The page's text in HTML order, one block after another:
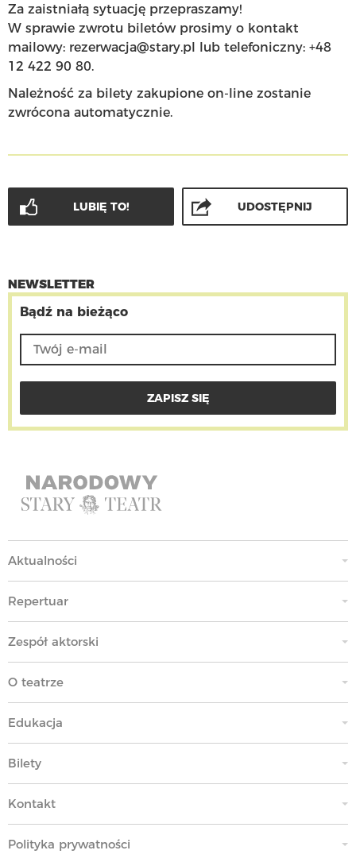
Za zaistniałą sytuację przepraszamy!
W sprawie zwrotu biletów prosimy o kontakt
mailowy: rezerwacja@stary.pl lub telefoniczny: +48
12 422 90 80.
Należność za bilety zakupione on-line zostanie
zwrócona automatycznie.
LUBIĘ TO! UDOSTĘPNIJ
NEWSLETTER
Bądź na bieżąco
Aktualności
Repertuar
Zespół aktorski
O teatrze
Edukacja
Bilety
Kontakt
Polityka prywatności